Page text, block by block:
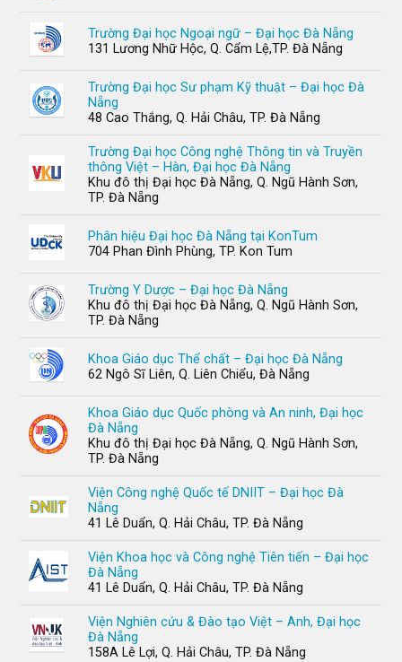
Trường Đại học Ngoại ngữ – Đại học Đà Nẵng
131 Lương Nhữ Hộc, Q. Cẩm Lệ,TP. Đà Nẵng
Trường Đại học Sư phạm Kỹ thuật – Đại học Đà
Nẵng
48 Cao Thắng, Q. Hải Châu, TP. Đà Nẵng
Trường Đại học Công nghệ Thông tin và Truyền
thông Việt – Hàn, Đại học Đà Nẵng
Khu đô thị Đại học Đà Nẵng, Q. Ngũ Hành Sơn,
TP. Đà Nẵng
Phân hiệu Đại học Đà Nẵng tại KonTum
704 Phan Đình Phùng, TP. Kon Tum
Trường Y Dược – Đại học Đà Nẵng
Khu đô thị Đại học Đà Nẵng, Q. Ngũ Hành Sơn,
TP. Đà Nẵng
Khoa Giáo dục Thể chất – Đại học Đà Nẵng
62 Ngô Sĩ Liên, Q. Liên Chiểu, Đà Nẵng
Khoa Giáo dục Quốc phòng và An ninh, Đại học
Đà Nẵng
Khu đô thị Đại học Đà Nẵng, Q. Ngũ Hành Sơn,
TP. Đà Nẵng
Viện Công nghệ Quốc tế DNIIT – Đại học Đà
Nẵng
41 Lê Duẩn, Q. Hải Châu, TP. Đà Nẵng
Viện Khoa học và Công nghệ Tiên tiến – Đại học
Đà Nẵng
41 Lê Duẩn, Q. Hải Châu, TP. Đà Nẵng
Viện Nghiên cứu & Đào tạo Việt – Anh, Đại học
Đà Nẵng
158A Lê Lợi, Q. Hải Châu, TP. Đà Nẵng